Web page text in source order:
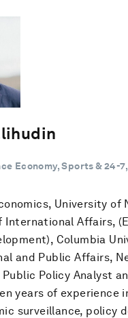
Economy, Sports & 24-
University of
International Affairs,
Columbia
and Public Affairs,
Policy Analyst
years of experience
surveillance, policy